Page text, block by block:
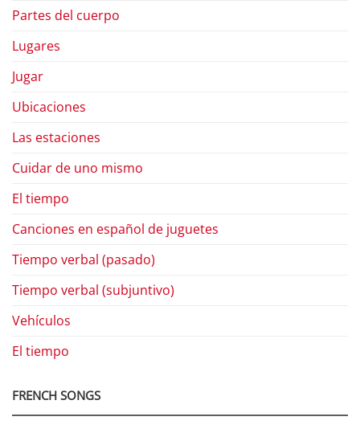
Partes del cuerpo
Lugares
Jugar
Ubicaciones
Las estaciones
Cuidar de uno mismo
El tiempo
Canciones en español de juguetes
Tiempo verbal (pasado)
Tiempo verbal (subjuntivo)
Vehículos
El tiempo
FRENCH SONGS